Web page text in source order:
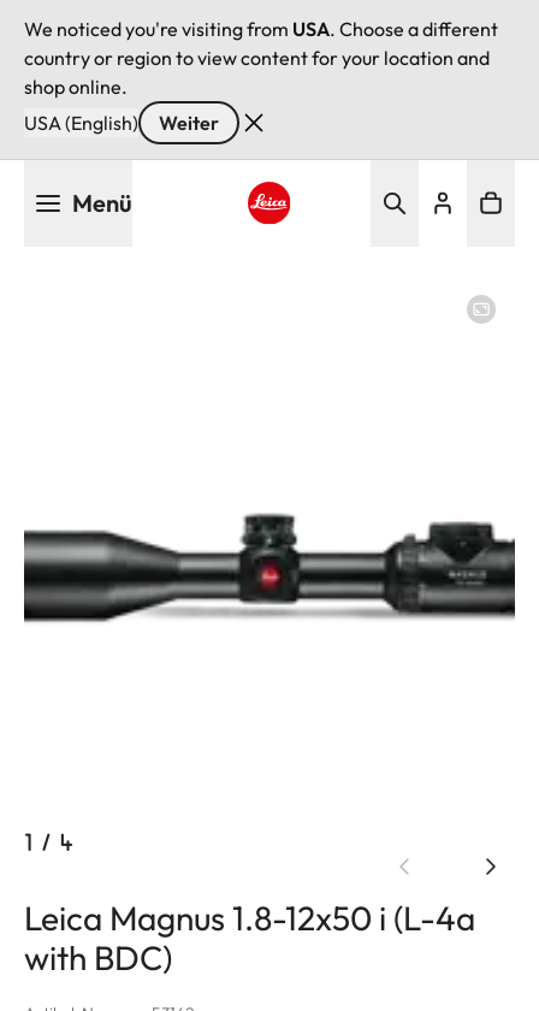
We noticed you're visiting from USA. Choose a different
country or region to view content for your location and
shop online.
USA (English)
Weiter
Menü
1 / 4
Leica Magnus 1.8-12x50 i (L-4a
with BDC)